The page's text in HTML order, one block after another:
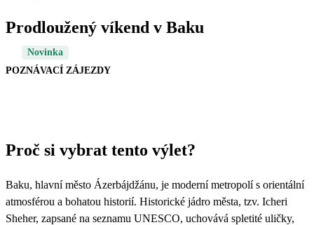
Prodloužený víkend v Baku
Novinka
POZNÁVACÍ ZÁJEZDY
Proč si vybrat tento výlet?
Baku, hlavní město Ázerbájdžánu, je moderní metropolí s orientální
atmosférou a bohatou historií. Historické jádro města, tzv. Icheri
Sheher, zapsané na seznamu UNESCO, uchovává spletité uličky,